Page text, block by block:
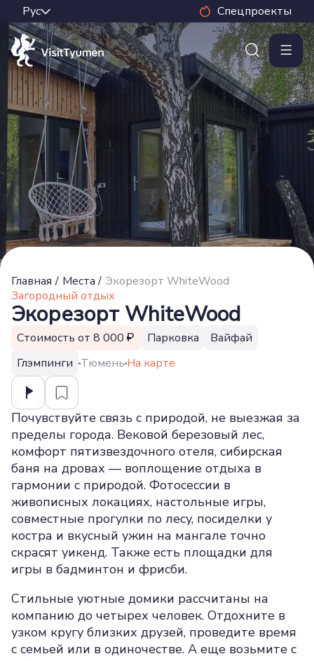
Спецпроекты
Главная / Места / Экорезорт WhiteWood
Загородный отдых
Экорезорт WhiteWood
Стоимость от 8 000 Парковка
Вайфай
Глэмпинги Тюмень На карте
Почувствуйте связь с природой, не выезжая за
пределы города. Вековой березовый лес,
комфорт пятизвездочного отеля, сибирская
баня на дровах — воплощение отдыха в
гармонии с природой. Фотосессии в
живописных локациях, настольные игры,
совместные прогулки по лесу, посиделки у
костра и вкусный ужин на мангале точно
скрасят уикенд. Также есть площадки для
игры в бадминтон и фрисби.
Стильные уютные домики рассчитаны на
компанию до четырех человек. Отдохните в
узком кругу близких друзей, проведите время
с семьей или в одиночестве. А еще возьмите с